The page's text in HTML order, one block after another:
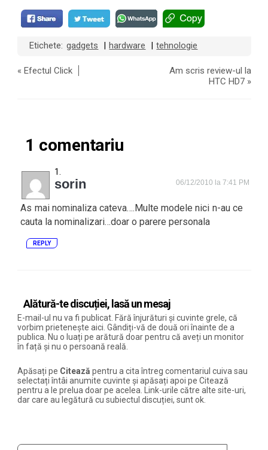
Etichete: gadgets hardware tehnologie
«Efectul Click
Am scris review-ul la
HTC HD7 »
1 comentariu
sorin 06/12/2010 la 7:41 PM
As mai nominaliza cateva….Multe modele nici n-au ce
cauta la nominalizari…doar o parere personala
REPLY
Alătură-te discuției, lasă un mesaj
E-mail-ul nu va fi publicat. Fără înjurături și cuvinte grele, că
vorbim prietenește aici. Gândiți-vă de două ori înainte de a
publica. Nu o luați pe arătură doar pentru că aveți un monitor
în față și nu o persoană reală.
Apăsați pe Citează pentru a cita întreg comentariul cuiva sau
selectați întâi anumite cuvinte și apăsați apoi pe Citează
pentru a le prelua doar pe acelea. Link-urile către alte site-uri,
dar care au legătură cu subiectul discuției, sunt ok.